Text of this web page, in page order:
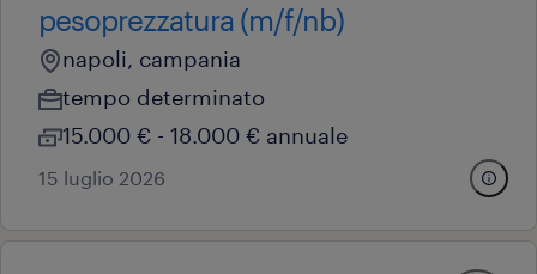
pesoprezzatura (m/f/nb)
napoli, campania
tempo determinato
15.000 € - 18.000 € annuale
15 luglio 2026